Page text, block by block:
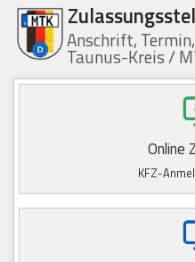
Anschrift,
Taunus-Kreis /
Online
KFZ-